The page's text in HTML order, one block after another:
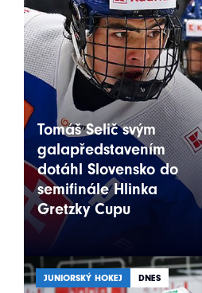
Tomáš Selič svým
galapředstavením
dotáhl Slovensko do
semifinále Hlinka
Gretzky Cupu
JUNIORSKÝ HOKEJ DNES